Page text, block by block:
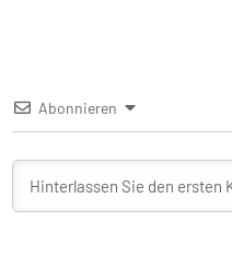
Abonnieren